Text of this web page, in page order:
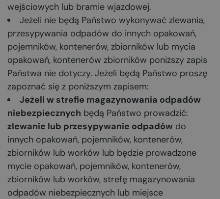
wejściowych lub bramie wjazdowej.
Jeżeli nie będą Państwo wykonywać zlewania,
przesypywania odpadów do innych opakowań,
pojemników, kontenerów, zbiorników lub mycia
opakowań, kontenerów zbiorników poniższy zapis
Państwa nie dotyczy. Jeżeli będą Państwo proszę
zapoznać się z poniższym zapisem:
Jeżeli w strefie magazynowania odpadów
niebezpiecznych będą Państwo prowadzić:
zlewanie lub przesypywanie odpadów do
innych opakowań, pojemników, kontenerów,
zbiorników lub worków lub będzie prowadzone
mycie opakowań, pojemników, kontenerów,
zbiorników lub worków, strefę magazynowania
odpadów niebezpiecznych lub miejsce